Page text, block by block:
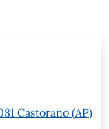
Castorano (AP)